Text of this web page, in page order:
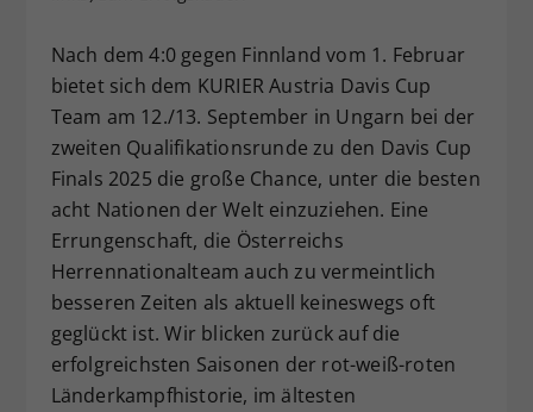
Nach dem 4:0 gegen Finnland vom 1. Februar
bietet sich dem KURIER Austria Davis Cup
Team am 12./13. September in Ungarn bei der
zweiten Qualifikationsrunde zu den Davis Cup
Finals 2025 die große Chance, unter die besten
acht Nationen der Welt einzuziehen. Eine
Errungenschaft, die Österreichs
Herrennationalteam auch zu vermeintlich
besseren Zeiten als aktuell keineswegs oft
geglückt ist. Wir blicken zurück auf die
erfolgreichsten Saisonen der rot-weiß-roten
Länderkampfhistorie, im ältesten
Zweck
Einstellungen. Unter anderem eine
zufällig generierte ID, für die
historische Speicherung Ihrer
vorgenommen Einstellungen, falls der
Webseiten-Betreiber dies eingestellt
hat.